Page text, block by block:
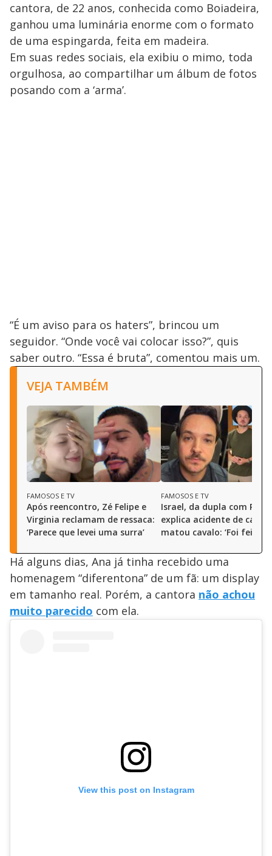
cantora, de 22 anos, conhecida como Boiadeira,
ganhou uma luminária enorme com o formato
de uma espingarda, feita em madeira.
Em suas redes sociais, ela exibiu o mimo, toda
orgulhosa, ao compartilhar um álbum de fotos
posando com a ‘arma’.
“É um aviso para os haters”, brincou um
seguidor. “Onde você vai colocar isso?”, quis
saber outro. “Essa é bruta”, comentou mais um.
VEJA TAMBÉM
FAMOSOS E TV
Após reencontro, Zé Felipe e
Virginia reclamam de ressaca:
‘Parece que levei uma surra’
FAMOSOS E TV
Israel, da dupla com
explica acidente de carro
matou cavalo: ‘Foi feio’
Há alguns dias, Ana já tinha recebido uma
homenagem “diferentona” de um fã: um display
em tamanho real. Porém, a cantora não achou
muito parecido com ela.
View this post on Instagram